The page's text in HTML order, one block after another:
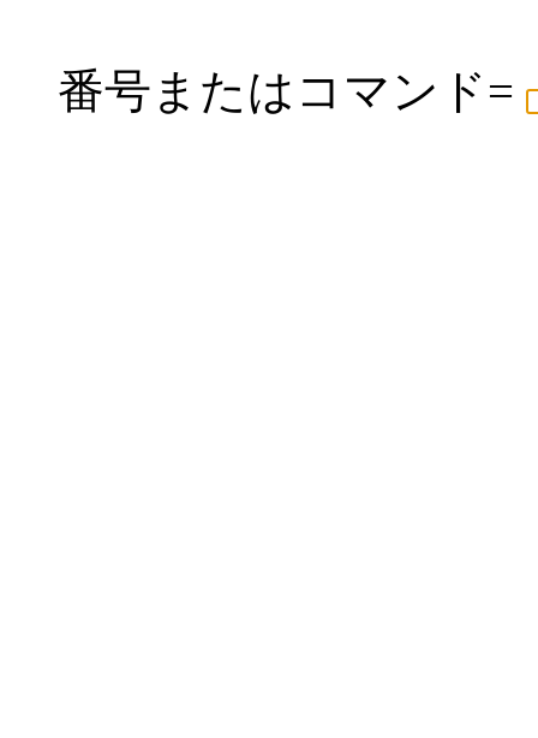
番号またはコマンド=